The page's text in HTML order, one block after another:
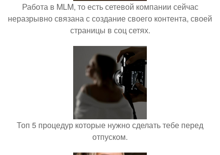
Работа в MLM, то есть сетевой компании сейчас
неразрывно связана с создание своего контента, своей
страницы в соц сетях.
Топ 5 процедур которые нужно сделать тебе перед
отпуском.